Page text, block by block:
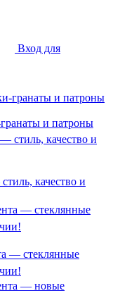
Вход для
и патроны
качество и
— стеклянные